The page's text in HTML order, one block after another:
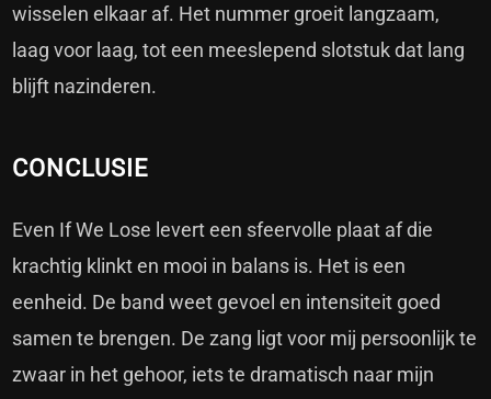
wisselen elkaar af. Het nummer groeit langzaam,
laag voor laag, tot een meeslepend slotstuk dat lang
blijft nazinderen.
CONCLUSIE
Even If We Lose levert een sfeervolle plaat af die
krachtig klinkt en mooi in balans is. Het is een
eenheid. De band weet gevoel en intensiteit goed
samen te brengen. De zang ligt voor mij persoonlijk te
zwaar in het gehoor, iets te dramatisch naar mijn